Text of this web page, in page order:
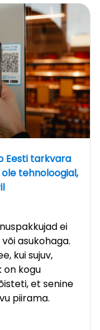
Eesti tarkvara
tehnoloogial,
ei
asukohaga.
kui sujuv,
on kogu
et senine
piirama.